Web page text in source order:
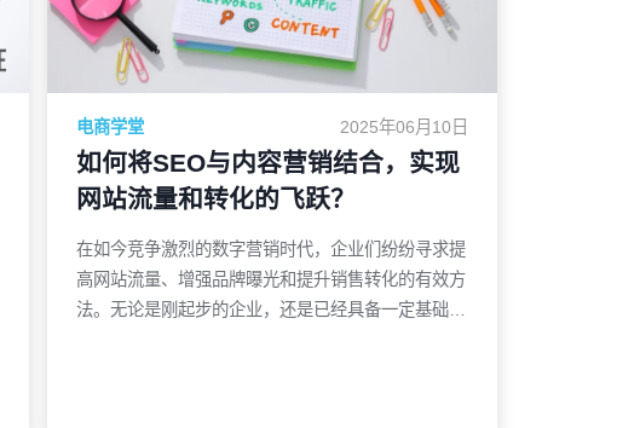
2025年06月10日
电商学堂
如何将SEO与内容营销结合，实现
网站流量和转化的飞跃？
在如今竞争激烈的数字营销时代，企业们纷纷寻求提
高网站流量、增强品牌曝光和提升销售转化的有效方
法。无论是刚起步的企业，还是已经具备一定基础的